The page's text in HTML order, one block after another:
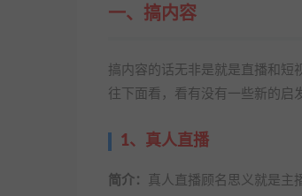
一、搞内容
搞内容的话无非是就是直播和短
往下面看，看有没有一些新的启
1、真人直播
简介： 真人直播顾名思义就是主